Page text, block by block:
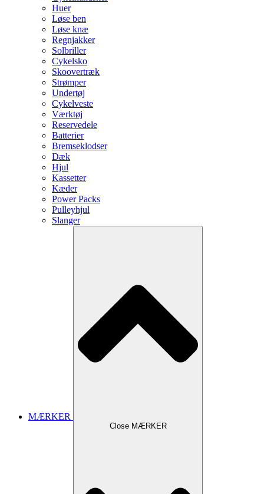
Huer
Løse ben
Løse knæ
Regnjakker
Solbriller
Cykelsko
Skoovertræk
Strømper
Undertøj
Cykelveste
Værktøj
Reservedele
Batterier
Bremseklodser
Dæk
Hjul
Kassetter
Kæder
Power Packs
Pulleyhjul
Slanger
MÆRKER
Close MÆRKER